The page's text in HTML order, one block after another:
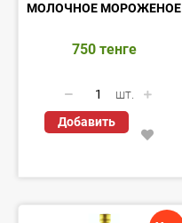
МОЛОЧНОЕ МОРОЖЕНОЕ
750 тенге
шт.
Добавить